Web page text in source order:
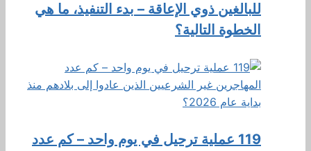
للبالغين ذوي الإعاقة – بدء التنفيذ، ما هي
الخطوة التالية؟
119 عملية ترحيل في يوم واحد – كم عدد